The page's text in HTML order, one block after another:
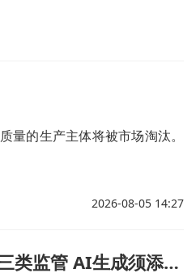
量的生产主体将被市场淘汰。
2026-08-05 14:27
微短剧将按投资额度、题材等分三类监管 AI生成须添加提示标识